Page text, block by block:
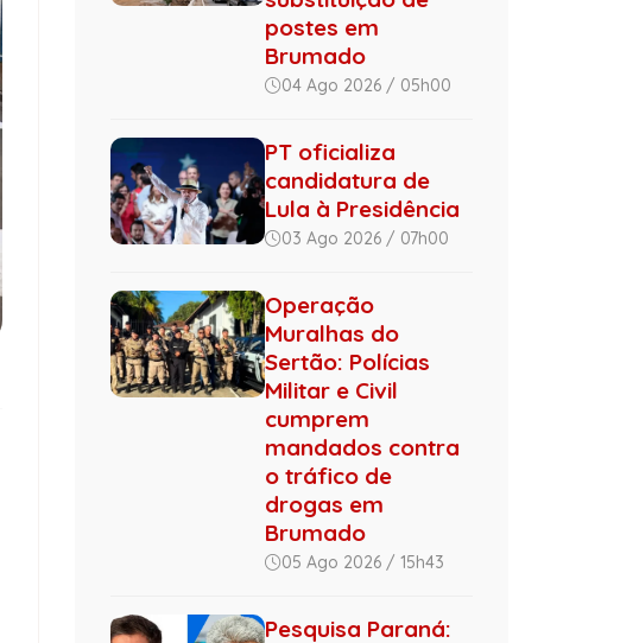
postes em
Brumado
04 Ago 2026 / 05h00
PT oficializa
candidatura de
Lula à Presidência
03 Ago 2026 / 07h00
Operação
Muralhas do
Sertão: Polícias
Militar e Civil
cumprem
mandados contra
o tráfico de
drogas em
Brumado
05 Ago 2026 / 15h43
Pesquisa Paraná: